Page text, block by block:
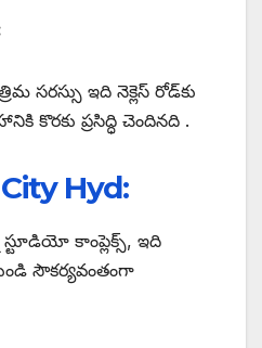
సరస్సు ఇది నెక్లెస్ రోడ్‌కు
కొరకు ప్రసిద్ధి చెందినది .
Hyd:
స్టూడియో కాంప్లెక్స్, ఇది
సౌకర్యవంతంగా